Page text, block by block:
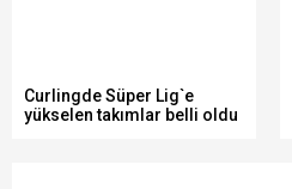
Curlingde Süper Lig`e
yükselen takımlar belli oldu